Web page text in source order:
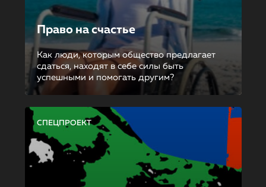
Право на счастье
Как люди, которым общество предлагает
сдаться, находят в себе силы быть
успешными и помогать другим?
СПЕЦПРОЕКТ